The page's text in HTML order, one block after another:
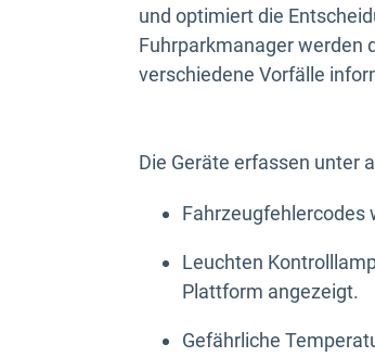
und optimiert die
Fuhrparkmanager werden
verschiedene Vorfälle
Die Geräte erfassen unter
Fahrzeugfehlercodes
Leuchten
Plattform angezeigt.
Gefährliche